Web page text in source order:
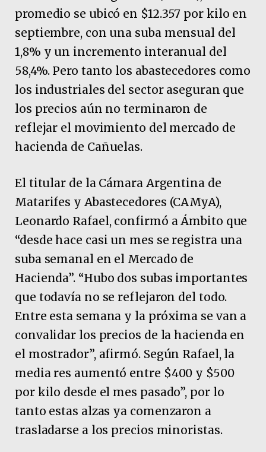
promedio se ubicó en $12.357 por kilo en
septiembre, con una suba mensual del
1,8% y un incremento interanual del
58,4%. Pero tanto los abastecedores como
los industriales del sector aseguran que
los precios aún no terminaron de
reflejar el movimiento del mercado de
hacienda de Cañuelas.
El titular de la Cámara Argentina de
Matarifes y Abastecedores (CAMyA),
Leonardo Rafael, confirmó a Ámbito que
“desde hace casi un mes se registra una
suba semanal en el Mercado de
Hacienda”. “Hubo dos subas importantes
que todavía no se reflejaron del todo.
Entre esta semana y la próxima se van a
convalidar los precios de la hacienda en
el mostrador”, afirmó. Según Rafael, la
media res aumentó entre $400 y $500
por kilo desde el mes pasado”, por lo
tanto estas alzas ya comenzaron a
trasladarse a los precios minoristas.